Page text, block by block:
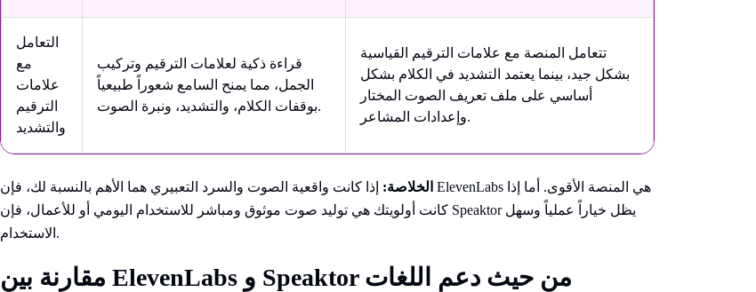
التعامل
مع
علامات
الترقيم
والتشديد
قراءة ذكية لعلامات الترقيم وتركيب
الجمل، مما يمنح السامع شعوراً طبيعياً
بوقفات الكلام، والتشديد، ونبرة الصوت.
تتعامل المنصة مع علامات الترقيم القياسية
بشكل جيد، بينما يعتمد التشديد في الكلام بشكل
أساسي على ملف تعريف الصوت المختار
وإعدادات المشاعر.
الخلاصة: إذا كانت واقعية الصوت والسرد التعبيري هما الأهم بالنسبة لك، فإن ElevenLabs هي المنصة الأقوى. أما إذا
كانت أولويتك هي توليد صوت موثوق ومباشر للاستخدام اليومي أو للأعمال، فإن Speaktor يظل خياراً عملياً وسهل
الاستخدام.
مقارنة بين ElevenLabs و Speaktor من حيث دعم اللغات